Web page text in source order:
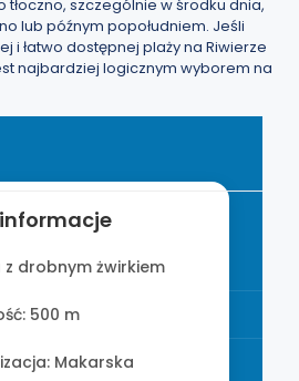
szczególnie w środku dnia,
lub późnym popołudniem. Jeśli
i łatwo dostępnej plaży na Riwierze
najbardziej logicznym wyborem na
informacje
z drobnym żwirkiem
500 m
Makarska